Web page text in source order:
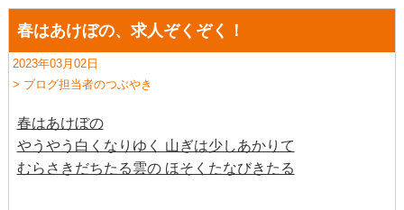
春はあけぼの、求人ぞくぞく！
2023年03月02日
> ブログ担当者のつぶやき
春はあけぼの
やうやう白くなりゆく 山ぎは少しあかりて
むらさきだちたる雲の ほそくたなびきたる